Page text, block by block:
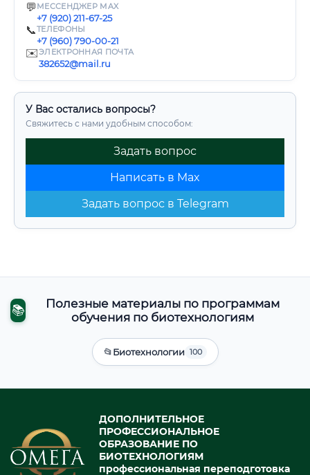
💬 МЕССЕНДЖЕР MAX
+7 (920) 211-67-25
📞ТЕЛЕФОНЫ
+7 (960) 790-00-21
✉️ЭЛЕКТРОННАЯ ПОЧТА
382652@mail.ru
У Вас остались вопросы?
Свяжитесь с нами удобным способом:
Задать вопрос
Написать в Max
Задать вопрос в Telegram
📚
Полезные материалы по программам
обучения по биотехнологиям
📂Биотехнологии 100
ДОПОЛНИТЕЛЬНОЕ
ПРОФЕССИОНАЛЬНОЕ
ОБРАЗОВАНИЕ ПО
БИОТЕХНОЛОГИЯМ
профессиональная переподготовка